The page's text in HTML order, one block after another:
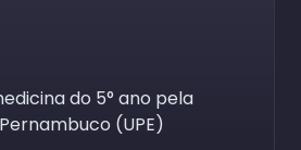
do 5° ano pela
(UPE)